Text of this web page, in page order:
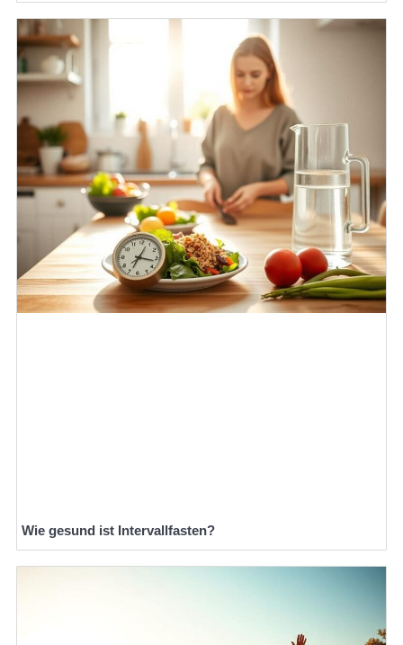
Wie gesund ist Intervallfasten?